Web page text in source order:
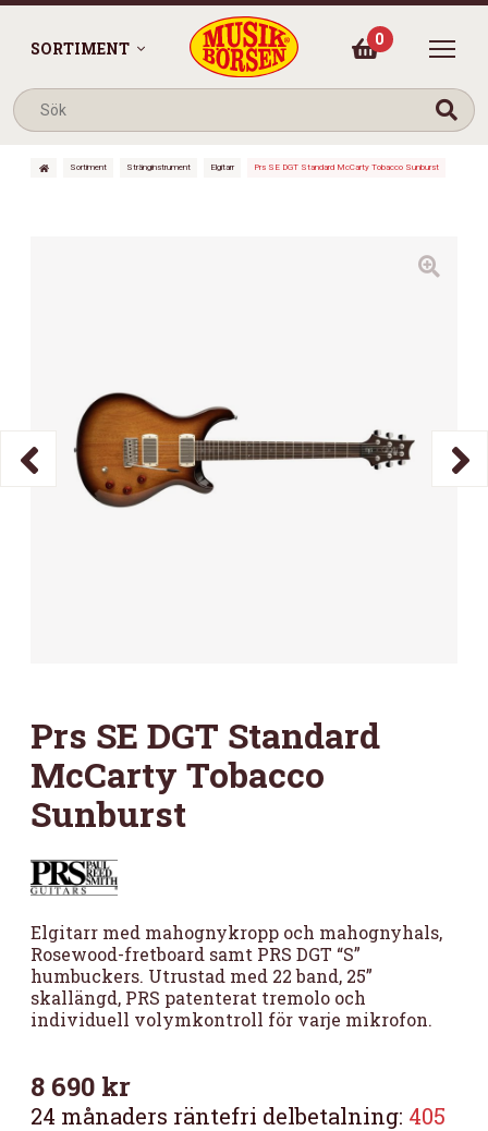
SORTIMENT 0
Sortiment Stränginstrument Elgitarr Prs SE DGT Standard McCarty Tobacco Sunburst
Prs SE DGT Standard
McCarty Tobacco
Sunburst
Elgitarr med mahognykropp och mahognyhals,
Rosewood-fretboard samt PRS DGT “S”
humbuckers. Utrustad med 22 band, 25”
skallängd, PRS patenterat tremolo och
individuell volymkontroll för varje mikrofon.
8 690 kr
24 månaders räntefri delbetalning: 405